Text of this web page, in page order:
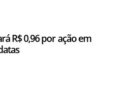
R$ 0,96 por ação em